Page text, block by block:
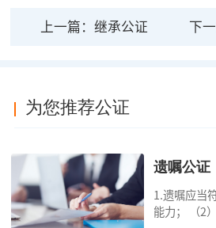
上一篇： 继承公证 下一
为您推荐公证
遗嘱公证
1.遗嘱应当
能力； （2